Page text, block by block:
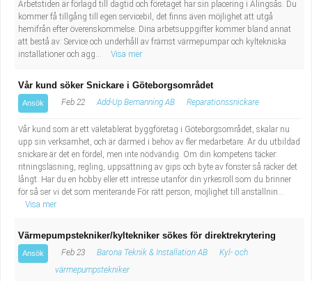
Arbetstiden är förlagd till dagtid och företaget har sin placering i Alingsås. Du
kommer få tillgång till egen servicebil, det finns även möjlighet att utgå
hemifrån efter överenskommelse. Dina arbetsuppgifter kommer bland annat
att bestå av: Service och underhåll av främst värmepumpar och kyltekniska
installationer och agg...
Visa mer
Vår kund söker Snickare i Göteborgsområdet
Ansök Feb 22 Add-Up Bemanning AB Reparationssnickare
Vår kund som är ett väletablerat byggföretag i Göteborgsområdet, skalar nu
upp sin verksamhet, och är därmed i behov av fler medarbetare. Är du utbildad
snickare är det en fördel, men inte nödvändig. Om din kompetens täcker:
ritningsläsning, regling, uppsättning av gips och byte av fönster så räcker det
långt. Har du en hobby eller ett intresse utanför din yrkesroll som du brinner
för så ser vi det som meriterande För rätt person, möjlighet till anställnin...
Visa mer
Värmepumpstekniker/kyltekniker sökes för direktrekrytering
Ansök Feb 23 Barona Teknik & Installation AB
Kyl- och
värmepumpstekniker